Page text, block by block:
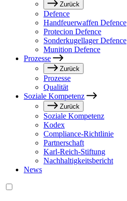
Zurück
Defence
Handfeuerwaffen Defence
Protecion Defence
Sonderkugellager Defence
Munition Defence
Prozesse
Zurück
Prozesse
Qualität
Soziale Kompetenz
Zurück
Soziale Kompetenz
Kodex
Compliance-Richtlinie
Partnerschaft
Karl-Reich-Stiftung
Nachhaltigkeitsbericht
News